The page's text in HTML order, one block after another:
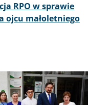
RPO w sprawie
ojcu małoletniego